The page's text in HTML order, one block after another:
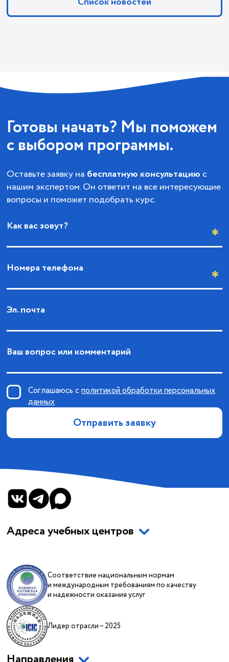
Готовы начать? Мы поможем
с выбором программы.
Оставьте заявку на бесплатную консультацию с
нашим экспертом. Он ответит на все интересующие
вопросы и поможет подобрать курс.
Как вас зовут?
Номера телефона
Эл. почта
Ваш вопрос или комментарий
Отправить заявку
Соглашаюсь сполитикой обработки персональных
данных
Адреса учебных центров
Соответствие национальным нормам
и международным требованиям по качеству
и надежности оказания услуг
Лидер отрасли – 2025